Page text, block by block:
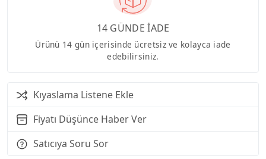
14 GÜNDE İADE
Ürünü 14 gün içerisinde ücretsiz ve kolayca iade
edebilirsiniz.
Kıyaslama Listene Ekle
Fiyatı Düşünce Haber Ver
Satıcıya Soru Sor